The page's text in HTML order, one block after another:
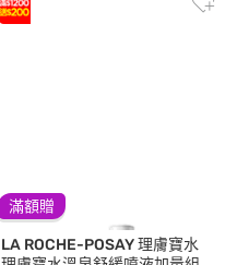
滿額贈
LA ROCHE-POSAY 理膚寶水